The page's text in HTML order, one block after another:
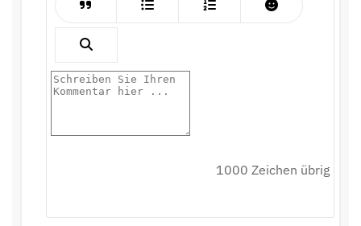
1000 Zeichen übrig